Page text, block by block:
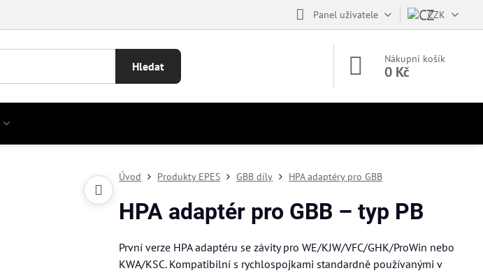
Panel uživatele CZK
Hledat
Nákupní košík
0 Kč
Úvod Produkty EPES GBB díly HPA adaptéry pro GBB
HPA adaptér pro GBB – typ PB
První verze HPA adaptéru se závity pro WE/KJW/VFC/GHK/ProWin nebo
KWA/KSC. Kompatibilní s rychlospojkami standardně používanými v